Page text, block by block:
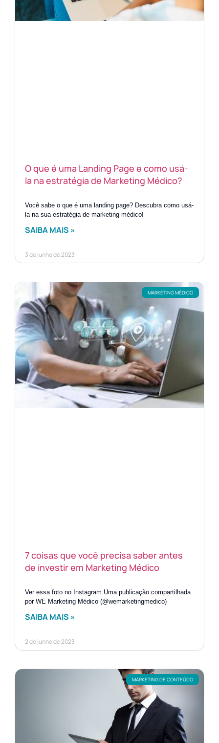
O que é uma Landing Page e como usá-
la na estratégia de Marketing Médico?
Você sabe o que é uma landing page? Descubra como usá-
la na sua estratégia de marketing médico!
SAIBA MAIS »
3 de junho de 2023
MARKETING MÉDICO
7 coisas que você precisa saber antes
de investir em Marketing Médico
Ver essa foto no Instagram Uma publicação compartilhada
por WE Marketing Médico (@wemarketingmedico)
SAIBA MAIS »
2 de junho de 2023
MARKETING DE CONTEÚDO